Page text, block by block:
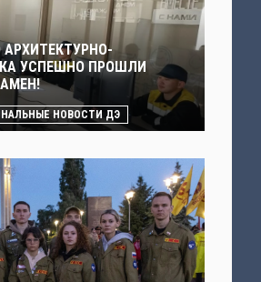
УСПЕШНО ПРОШЛИ
НОВОСТИ ДЭ